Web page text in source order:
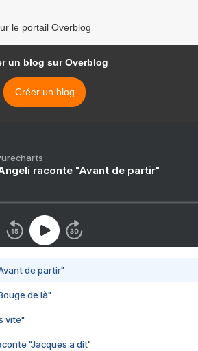
le portail Overblog
un blog sur Overblog
Créer un blog
raconte "Avant de partir"
de partir"
de là"
vite"
"Jacques a dit"